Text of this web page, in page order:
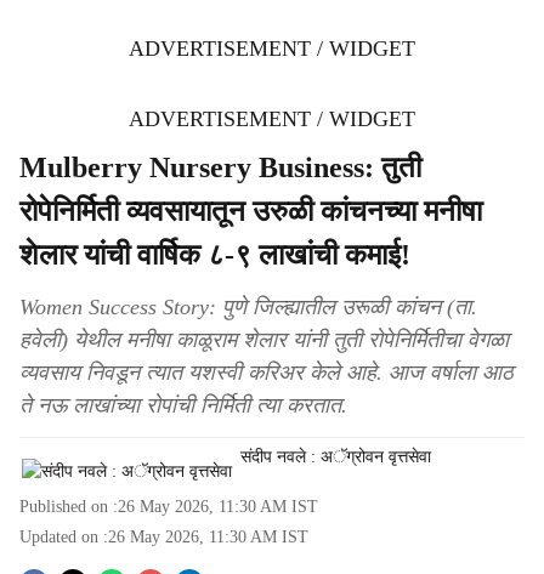
ADVERTISEMENT / WIDGET
ADVERTISEMENT / WIDGET
Mulberry Nursery Business: तुती
रोपेनिर्मिती व्यवसायातून उरुळी कांचनच्या मनीषा
शेलार यांची वार्षिक ८-९ लाखांची कमाई!
Women Success Story: पुणे जिल्ह्यातील उरूळी कांचन (ता.
हवेली) येथील मनीषा काळूराम शेलार यांनी तुती रोपेनिर्मितीचा वेगळा
व्यवसाय निवडून त्यात यशस्वी करिअर केले आहे. आज वर्षाला आठ
ते नऊ लाखांच्या रोपांची निर्मिती त्या करतात.
संदीप नवले : अॅग्रोवन वृत्तसेवा
Published on :26 May 2026, 11:30 AM IST
Updated on :26 May 2026, 11:30 AM IST